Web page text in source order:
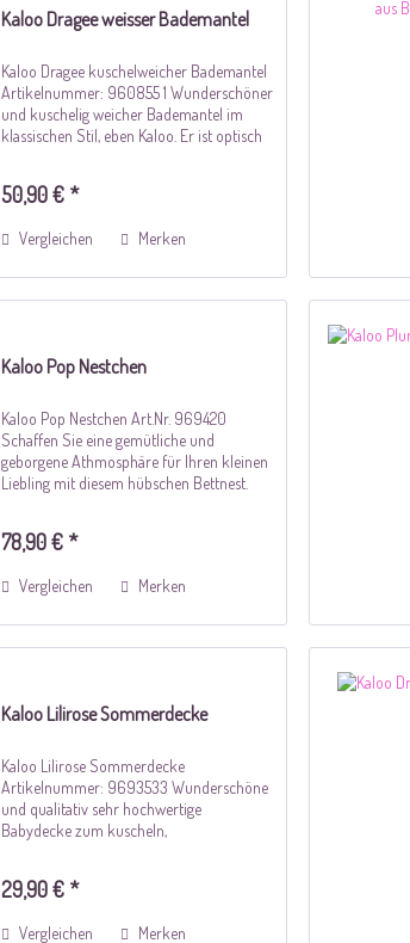
Kaloo Dragee weisser Bademantel
Kaloo Dragee kuschelweicher Bademantel
Artikelnummer: 960855 1 Wunderschöner
und kuschelig weicher Bademantel im
klassischen Stil, eben Kaloo. Er ist optisch
50,90 € *
Vergleichen Merken
Kaloo Pop Nestchen
Kaloo Pop Nestchen Art.Nr. 969420
Schaffen Sie eine gemütliche und
geborgene Athmosphäre für Ihren kleinen
Liebling mit diesem hübschen Bettnest.
Gestaltung des...
78,90 € *
Vergleichen Merken
Kaloo Lilirose Sommerdecke
Kaloo Lilirose Sommerdecke
Artikelnummer: 9693533 Wunderschöne
und qualitativ sehr hochwertige
Babydecke zum kuscheln,
und passt hervorragend mit den...
29,90 € *
Vergleichen Merken